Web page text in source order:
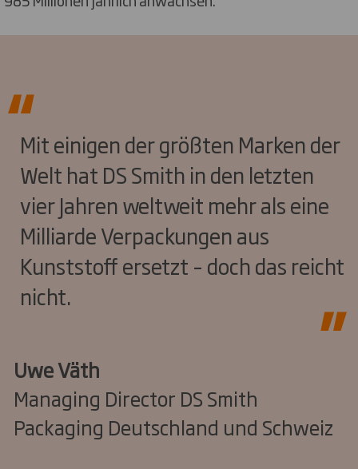
Mit einigen der größten Marken der
Welt hat DS Smith in den letzten
vier Jahren weltweit mehr als eine
Milliarde Verpackungen aus
Kunststoff ersetzt – doch das reicht
nicht.
Uwe Väth
Managing Director DS Smith
Packaging Deutschland und Schweiz